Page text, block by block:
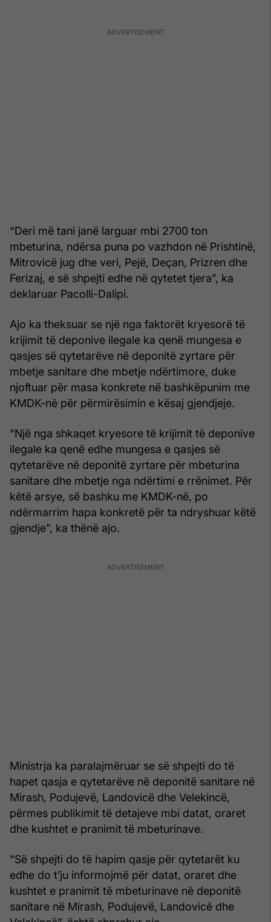
“Deri më tani janë larguar mbi 2700 ton
mbeturina, ndërsa puna po vazhdon në Prishtinë,
Mitrovicë jug dhe veri, Pejë, Deçan, Prizren dhe
Ferizaj, e së shpejti edhe në qytetet tjera”, ka
deklaruar Pacolli-Dalipi.
Ajo ka theksuar se një nga faktorët kryesorë të
krijimit të deponive ilegale ka qenë mungesa e
qasjes së qytetarëve në deponitë zyrtare për
mbetje sanitare dhe mbetje ndërtimore, duke
njoftuar për masa konkrete në bashkëpunim me
KMDK-në për përmirësimin e kësaj gjendjeje.
“Një nga shkaqet kryesore të krijimit të deponive
ilegale ka qenë edhe mungesa e qasjes së
qytetarëve në deponitë zyrtare për mbeturina
sanitare dhe mbetje nga ndërtimi e rrënimet. Për
këtë arsye, së bashku me KMDK-në, po
ndërmarrim hapa konkretë për ta ndryshuar këtë
gjendje”, ka thënë ajo.
Ministrja ka paralajmëruar se së shpejti do të
hapet qasja e qytetarëve në deponitë sanitare në
Mirash, Podujevë, Landovicë dhe Velekincë,
përmes publikimit të detajeve mbi datat, oraret
dhe kushtet e pranimit të mbeturinave.
“Së shpejti do të hapim qasje për qytetarët ku
edhe do t’ju informojmë për datat, oraret dhe
kushtet e pranimit të mbeturinave në deponitë
sanitare në Mirash, Podujevë, Landovicë dhe